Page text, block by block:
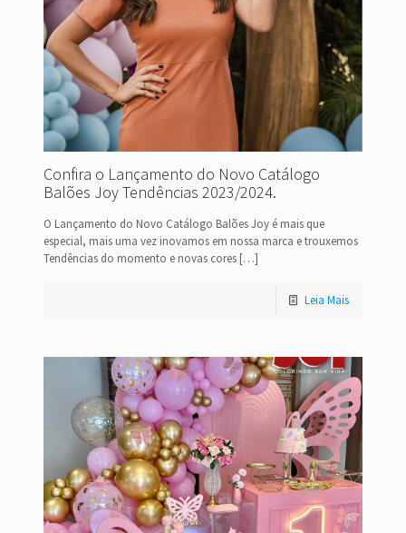
Confira o Lançamento do Novo Catálogo
Balões Joy Tendências 2023/2024.
O Lançamento do Novo Catálogo Balões Joy é mais que
especial, mais uma vez inovamos em nossa marca e trouxemos
Tendências do momento e novas cores […]
Leia Mais